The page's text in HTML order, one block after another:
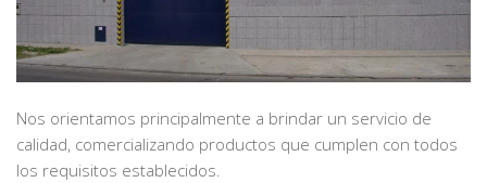
Nos orientamos principalmente a brindar un servicio de
calidad, comercializando productos que cumplen con todos
los requisitos establecidos.